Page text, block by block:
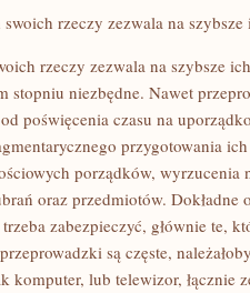
rzeczy zezwala na
rzeczy zezwala na szybsze
stopniu niezbędne. Nawet
poświęcenia czasu na
przygotowania
porządków, wyrzucenia
oraz przedmiotów. Dokładne
zabezpieczyć, głównie te,
są częste,
komputer, lub telewizor, łącznie